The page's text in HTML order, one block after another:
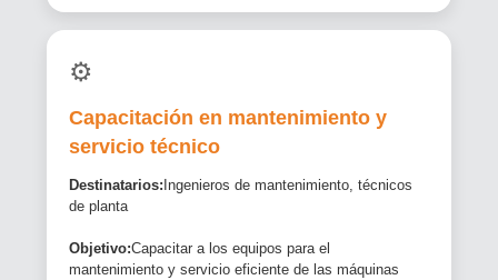
⚙️
Capacitación en mantenimiento y
servicio técnico
Destinatarios: Ingenieros de mantenimiento, técnicos
de planta
Objetivo:Capacitar a los equipos para el
mantenimiento y servicio eficiente de las máquinas